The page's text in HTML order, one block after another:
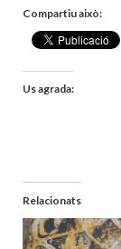
Compartiu això:
Us agrada:
Relacionats